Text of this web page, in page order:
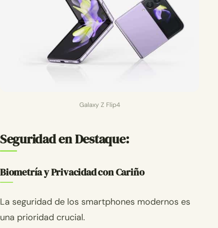
Galaxy Z Flip4
Seguridad en Destaque:
Biometría y Privacidad con Cariño
La seguridad de los smartphones modernos es
una prioridad crucial.